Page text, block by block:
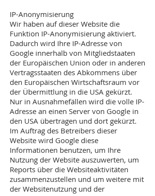
IP-Anonymisierung
Wir haben auf dieser Website die
Funktion IP-Anonymisierung aktiviert.
Dadurch wird Ihre IP-Adresse von
Google innerhalb von Mitgliedstaaten
der Europäischen Union oder in anderen
Vertragsstaaten des Abkommens über
den Europäischen Wirtschaftsraum vor
der Übermittlung in die USA gekürzt.
Nur in Ausnahmefällen wird die volle IP-
Adresse an einen Server von Google in
den USA übertragen und dort gekürzt.
Im Auftrag des Betreibers dieser
Website wird Google diese
Informationen benutzen, um Ihre
Nutzung der Website auszuwerten, um
Reports über die Websiteaktivitäten
zusammenzustellen und um weitere mit
der Websitenutzung und der